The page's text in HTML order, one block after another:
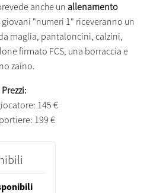
anche un allenamento
giovani "numeri 1" riceveranno un
maglia, pantaloncini, calzini,
firmato FCS, una borraccia e
zaino.
Prezzi:
145 €
199 €